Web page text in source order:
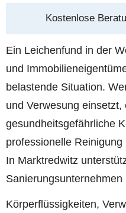
Kostenlose
Ein Leichenfund in der
und
belastende Situation.
und Verwesung einsetzt,
gesundheitsgefährliche
professionelle
In Marktredwitz
Körperflüssigkeiten,